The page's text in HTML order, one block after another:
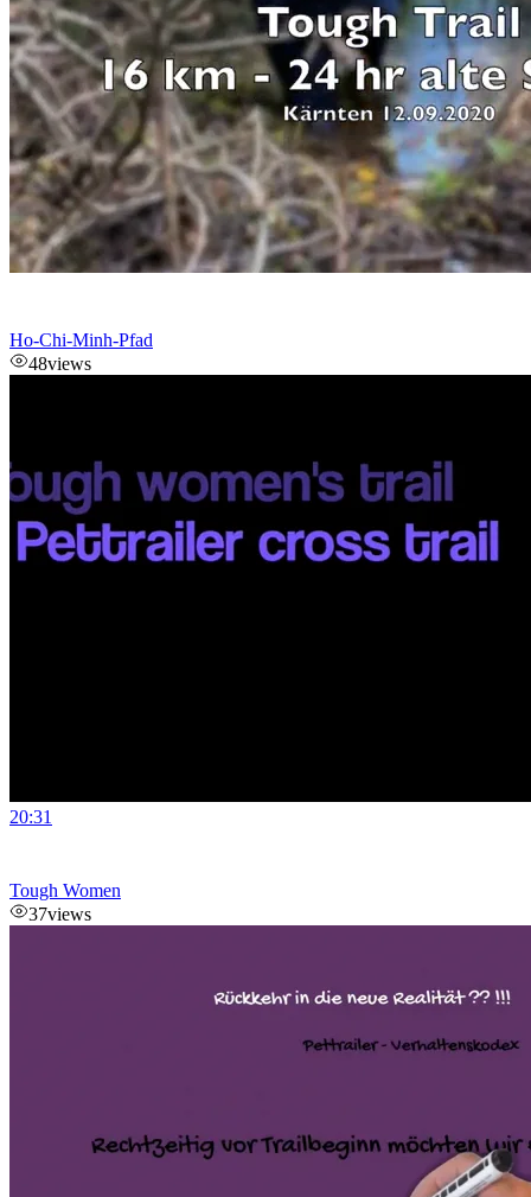
Ho-Chi-Minh-Pfad
48views
20:31
Tough Women
37views